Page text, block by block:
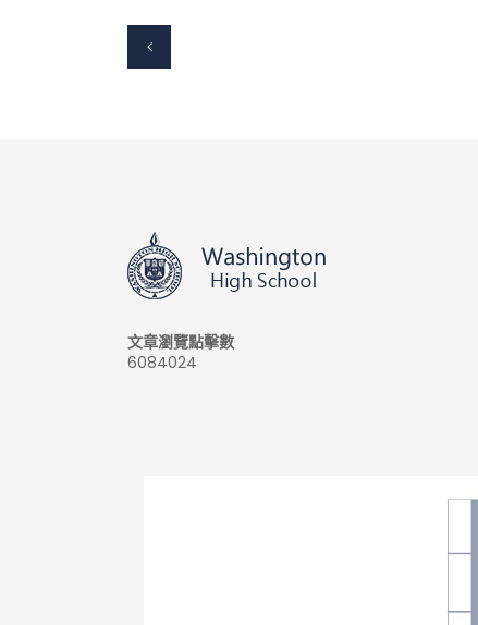
文章瀏覽點擊數
6084024